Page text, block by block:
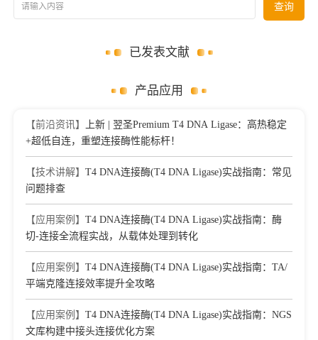
请输入内容 查询
已发表文献
产品应用
【前沿资讯】
上新 | 翌圣Premium T4 DNA Ligase：高热稳定
+超低自连，重塑连接酶性能标杆！
【技术讲解】 T4 DNA连接酶(T4 DNA Ligase)实战指南：常见
问题排查
【应用案例】 T4 DNA连接酶(T4 DNA Ligase)实战指南：酶
切-连接全流程实战，从载体处理到转化
【应用案例】 T4 DNA连接酶(T4 DNA Ligase)实战指南：TA/
平端克隆连接效率提升全攻略
【应用案例】 T4 DNA连接酶(T4 DNA Ligase)实战指南：NGS
文库构建中接头连接优化方案